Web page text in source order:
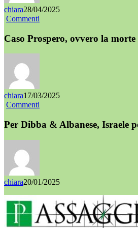
chiara28/04/2025
Commenti
Caso Prospero, ovvero la
chiara17/03/2025
Commenti
Per Dibba & Albanese, Israele
chiara20/01/2025